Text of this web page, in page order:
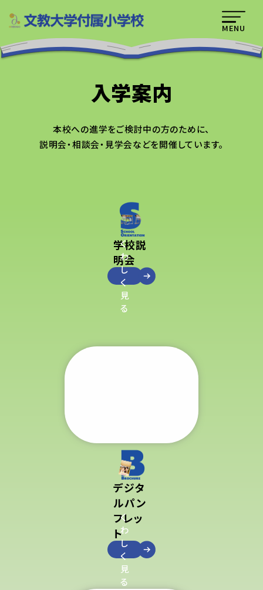
MENU
入学案内
本校への進学をご検討中の方のために、
説明会・相談会・見学会などを開催しています。
学校説
明会
く
わ
し
く
見
る
デジタ
ルパン
フレッ
ト
く
わ
し
く
見
る